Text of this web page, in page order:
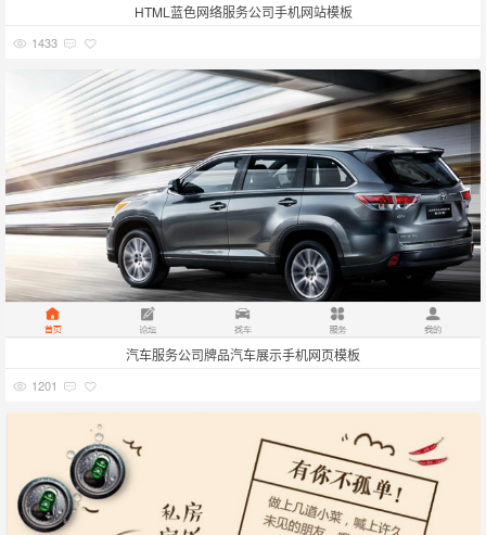
HTML蓝色网络服务公司手机网站模板
1433
汽车服务公司牌品汽车展示手机网页模板
1201